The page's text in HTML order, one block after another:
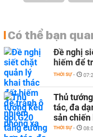
Có thể bạn
Đề nghị
hiếm để
THỜI SỰ -
Thủ
tác, đa
sản chiến
THỜI SỰ -